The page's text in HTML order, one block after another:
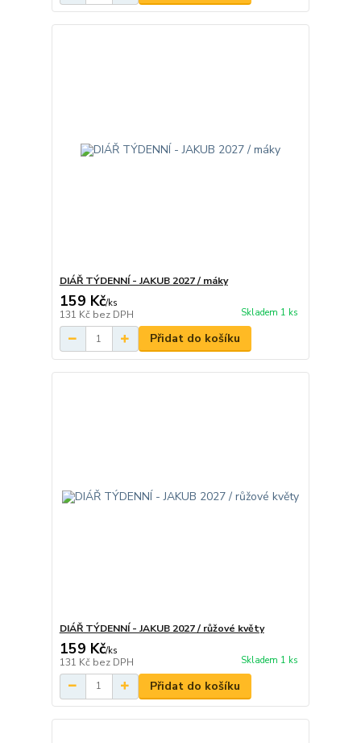
DIÁŘ TÝDENNÍ - JAKUB 2027 / máky
159 Kč/ks
131 Kč bez DPH Skladem 1 ks
Přidat do košíku
DIÁŘ TÝDENNÍ - JAKUB 2027 / růžové květy
159 Kč/ks
131 Kč bez DPH Skladem 1 ks
Přidat do košíku